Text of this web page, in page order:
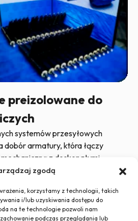
zgodą
korzystamy z technologii, takich
i/lub uzyskiwania dostępu do
na te technologie pozwoli nam
podczas przeglądania lub
preizolowane do
systemów przesyłowych
dobór armatury, która łączy
z doskonałymi
Zawory...